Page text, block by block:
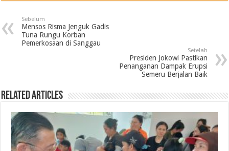
Sebelum
Mensos Risma Jenguk Gadis
Tuna Rungu Korban
Pemerkosaan di Sanggau
Setelah
Presiden Jokowi Pastikan
Penanganan Dampak Erupsi
Semeru Berjalan Baik
Related Articles